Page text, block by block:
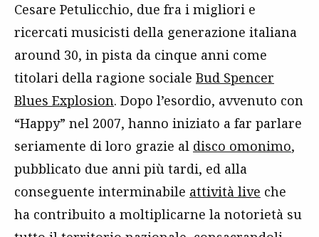
Cesare Petulicchio, due fra i migliori e
ricercati musicisti della generazione italiana
around 30, in pista da cinque anni come
titolari della ragione sociale Bud Spencer
Blues Explosion. Dopo l’esordio, avvenuto con
“Happy” nel 2007, hanno iniziato a far parlare
seriamente di loro grazie al disco omonimo,
pubblicato due anni più tardi, ed alla
conseguente interminabile attività live che
ha contribuito a moltiplicarne la notorietà su